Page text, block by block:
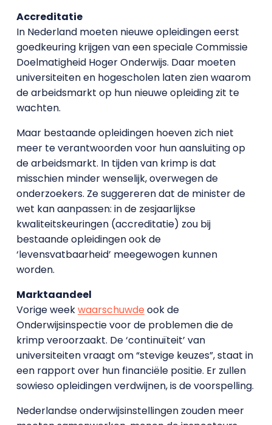
Accreditatie
In Nederland moeten nieuwe opleidingen eerst
goedkeuring krijgen van een speciale Commissie
Doelmatigheid Hoger Onderwijs. Daar moeten
universiteiten en hogescholen laten zien waarom
de arbeidsmarkt op hun nieuwe opleiding zit te
wachten.
Maar bestaande opleidingen hoeven zich niet
meer te verantwoorden voor hun aansluiting op
de arbeidsmarkt. In tijden van krimp is dat
misschien minder wenselijk, overwegen de
onderzoekers. Ze suggereren dat de minister de
wet kan aanpassen: in de zesjaarlijkse
kwaliteitskeuringen (accreditatie) zou bij
bestaande opleidingen ook de
‘levensvatbaarheid’ meegewogen kunnen
worden.
Marktaandeel
Vorige weekwaarschuwdeook de
Onderwijsinspectie voor de problemen die de
krimp veroorzaakt. De ‘continuïteit’ van
universiteiten vraagt om “stevige keuzes”, staat in
een rapport over hun financiële positie. Er zullen
sowieso opleidingen verdwijnen, is de voorspelling.
Nederlandse onderwijsinstellingen zouden meer